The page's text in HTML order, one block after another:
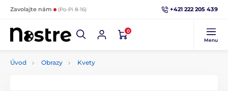
Zavolajte nám (Po-Pi 8-16) +421 222 205 439
0
Menu
Úvod Obrazy Kvety